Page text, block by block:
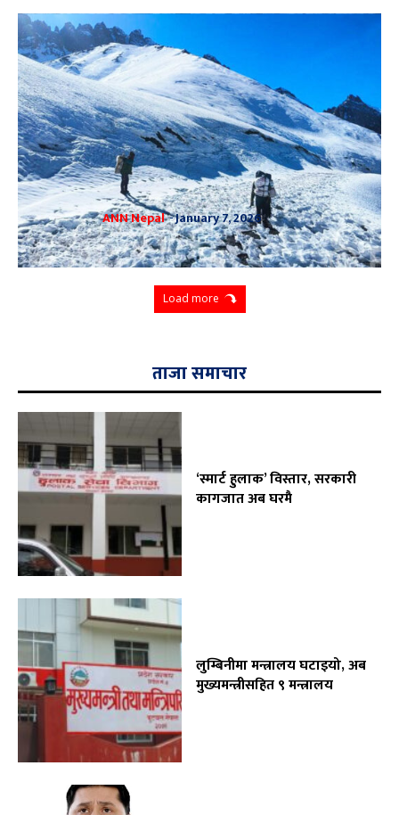
ANN Nepal -January 7, 2026
Load more
ताजा समाचार
‘स्मार्ट हुलाक’ विस्तार, सरकारी
कागजात अब घरमै
लुम्बिनीमा मन्त्रालय घटाइयो, अब
मुख्यमन्त्रीसहित ९ मन्त्रालय